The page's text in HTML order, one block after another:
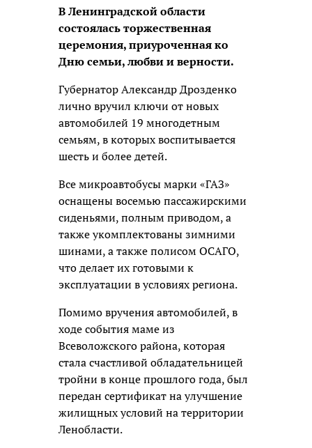
В Ленинградской области
состоялась торжественная
церемония, приуроченная ко
Дню семьи, любви и верности.
Губернатор Александр Дрозденко
лично вручил ключи от новых
автомобилей 19 многодетным
семьям, в которых воспитывается
шесть и более детей.
Все микроавтобусы марки «ГАЗ»
оснащены восемью пассажирскими
сиденьями, полным приводом, а
также укомплектованы зимними
шинами, а также полисом ОСАГО,
что делает их готовыми к
эксплуатации в условиях региона.
Помимо вручения автомобилей, в
ходе события маме из
Всеволожского района, которая
стала счастливой обладательницей
тройни в конце прошлого года, был
передан сертификат на улучшение
жилищных условий на территории
Ленобласти.